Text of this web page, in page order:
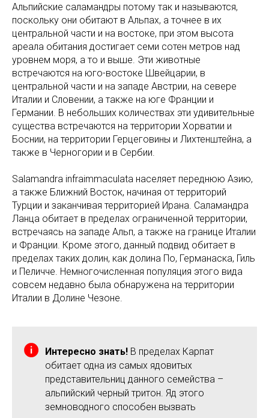
Альпийские саламандры потому так и называются,
поскольку они обитают в Альпах, а точнее в их
центральной части и на востоке, при этом высота
ареала обитания достигает семи сотен метров над
уровнем моря, а то и выше. Эти животные
встречаются на юго-востоке Швейцарии, в
центральной части и на западе Австрии, на севере
Италии и Словении, а также на юге Франции и
Германии. В небольших количествах эти удивительные
существа встречаются на территории Хорватии и
Боснии, на территории Герцеговины и Лихтенштейна, а
также в Черногории и в Сербии.
Salamandra infraimmaculata населяет переднюю Азию,
а также Ближний Восток, начиная от территорий
Турции и заканчивая территорией Ирана. Саламандра
Ланца обитает в пределах ограниченной территории,
встречаясь на западе Альп, а также на границе Италии
и Франции. Кроме этого, данный подвид обитает в
пределах таких долин, как долина По, Германаска, Гиль
и Пеличче. Немногочисленная популяция этого вида
совсем недавно была обнаружена на территории
Италии в Долине Чезоне.
Интересно знать! В пределах Карпат
обитает одна из самых ядовитых
представительниц данного семейства –
альпийский черный тритон. Яд этого
земноводного способен вызвать